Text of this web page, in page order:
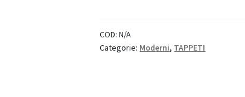
Pearl
quantità
COD:N/A
Categorie: Moderni, TAPPETI